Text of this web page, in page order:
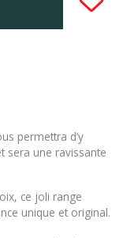
permettra d’y
sera une ravissante
ce joli range
unique et original.